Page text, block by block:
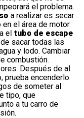
el problema.
a realizar es secar
el área de motor
el tubo de escape
sacar todas las
y lodo. Cambiar
combustión.
Después de al
prueba encenderlo.
de someter al
tipo, que
a tu carro de